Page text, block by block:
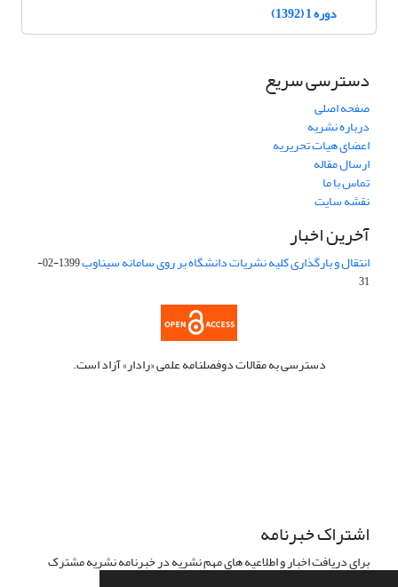
دوره 1 (1392)
دسترسی سریع
صفحه اصلی
درباره نشریه
اعضای هیات تحریریه
ارسال مقاله
تماس با ما
نقشه سایت
آخرین اخبار
انتقال و بارگذاری کلیه نشریات دانشگاه بر روی سامانه سیناوب
1399-02-
31
دسترسی به مقالات دوفصلنامه علمی «رادار» آزاد است.
اشتراک خبرنامه
برای دریافت اخبار و اطلاعیه های مهم نشریه در خبرنامه نشریه مشترک